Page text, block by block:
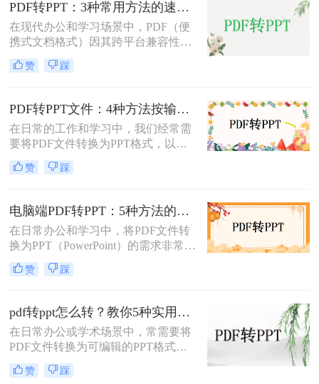
为PPT以便进行编辑和演示。那么pdf
转换成ppt怎么做呢？本文将详细介绍
几种将PDF转换为PPT的方法。
PDF转PPT：3种常用方法的速度对比和适用文件类型！
在现代办公和学习场景中，PDF（便
携式文档格式）因其跨平台兼容性和
内容稳定性而广泛使用。然而，在某
些情况下，我们可能需要将PDF文件
以便于编辑、演示或分享。那么PDF
如何转ppt呢？本文将详细介绍几种常
用的PDF转PPT的方法。
赞 踩
PDF转PPT文件：4种方法按输出格式（pptx/ppt）和页数选择!
在日常的工作和学习中，我们经常需
要将PDF文件转换为PPT格式，以便
进行演示或编辑。那么如何将pdf转换
成ppt文件呢？本文将介绍四种常用的
赞 踩
电脑端PDF转PPT：5种方法的安装配置和操作差异！
在日常办公和学习中，将PDF文件转
换为PPT（PowerPoint）的需求非常普
遍。无论是为了制作演示文稿、分享
资料还是教学用途，掌握高效的PDF
脑pdf如何转化为ppt呢？本文将详细
介绍五种将PDF转换成PPT的方法，
帮助您轻松应对各种需求。
赞 踩
pdf转ppt怎么转？教你5种实用的方法！
在日常办公或学术场景中，常需要将
PDF文件转换为可编辑的PPT格式。
那么pdf转ppt怎么转呢？本文整理了5
种主流方法，从工具选择到操作细节
赞 踩